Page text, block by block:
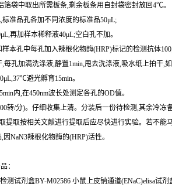
箔袋中取出所需板条,剩余板条用自封袋密封放回4℃。
准品孔各加不同浓度的标准品50μL;
再加样本稀释液40μL;空白孔不加。
本孔中每孔加入辣根化物酶(HRP)标记的检测抗体
每孔加满洗涤液,静置1min,甩去洗涤液,吸水纸上拍干,
避光孵育15min。
内,在450nm波长处测定各孔的OD值。
转/分)。仔细收集上清。分装后一份待检测,其余冷冻
提取按相关文献进行提取后应尽快进行实验。若不能
NaN3辣根化物酶的(HRP)活性。
：
测试剂盒BY-M02586 小鼠上皮钠通道(ENaC)elisa试剂